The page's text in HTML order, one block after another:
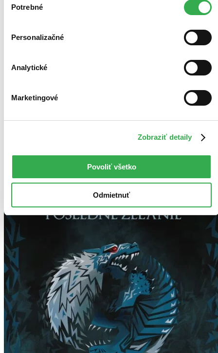
keby sme mohli používať všetky tieto cookies. Ďakujeme!
súhlasu
Potrebné
Personalizačné
Analytické
Marketingové
Zobraziť detaily
Povoliť všetko
Odmietnuť